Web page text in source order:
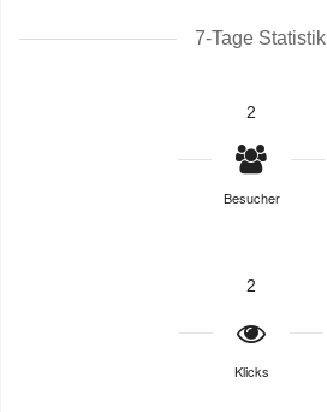
7-Tage Statistik
2
Besucher
2
Klicks